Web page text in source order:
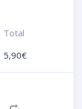
Total
5,90€